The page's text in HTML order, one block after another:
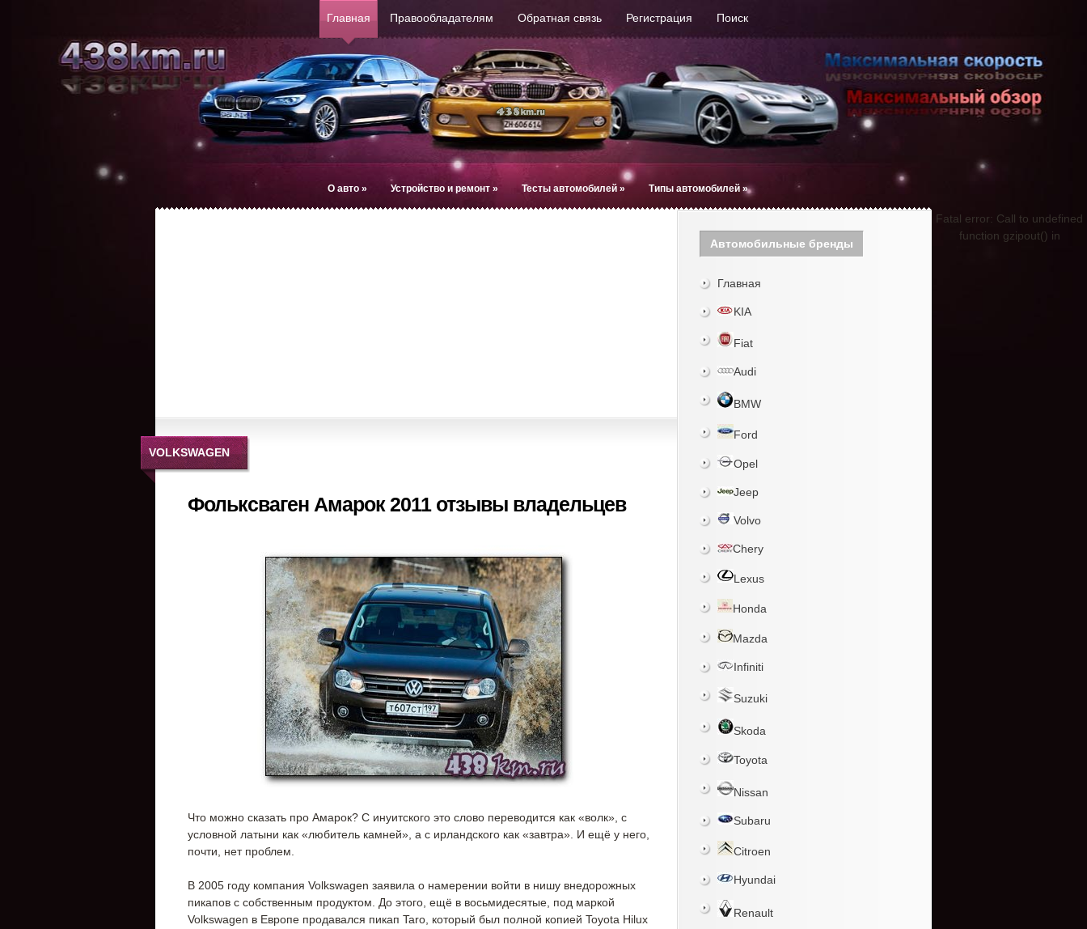
Главная Правообладателям Обратная связь Регистрация Поиск
О авто » Устройство и ремонт » Тесты автомобилей » Типы автомобилей »
VOLKSWAGEN
Фольксваген Амарок 2011 отзывы владельцев
Что можно сказать про Амарок? С инуитского это слово переводится как «волк», с
условной латыни как «любитель камней», а с ирландского как «завтра». И ещё у него,
почти, нет проблем.
В 2005 году компания Volkswagen заявила о намерении войти в нишу внедорожных
пикапов с собственным продуктом. До этого, ещё в восьмидесятые, под маркой
Volkswagen в Европе продавался пикап Taro, который был полной копией Toyota Hilux
Автомобильные бренды
Главная
KIA
Fiat
Audi
BMW
Ford
Opel
Jeep
Volvo
Chery
Lexus
Honda
Mazda
Infiniti
Suzuki
Skoda
Toyota
Nissan
Subaru
Citroen
Hyundai
Renault
Fatal error: Call to undefined
function gzipout() in